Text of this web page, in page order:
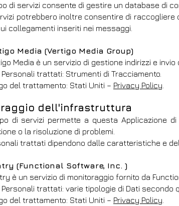
di servizi consente di gestire un database di
potrebbero inoltre consentire di raccogliere
collegamenti inseriti nei messaggi.
Media (Vertigo Media Group)
Media è un servizio di gestione indirizzi e
Personali trattati: Strumenti di Tracciamento.
del trattamento: Stati Uniti – Privacy Policy
dell'infrastruttura
di servizi permette a questa Applicazione
o la risoluzione di problemi.
trattati dipendono dalle caratteristiche e
(Functional Software, Inc. )
è un servizio di monitoraggio fornito da
Personali trattati: varie tipologie di Dati
del trattamento: Stati Uniti – Privacy Policy